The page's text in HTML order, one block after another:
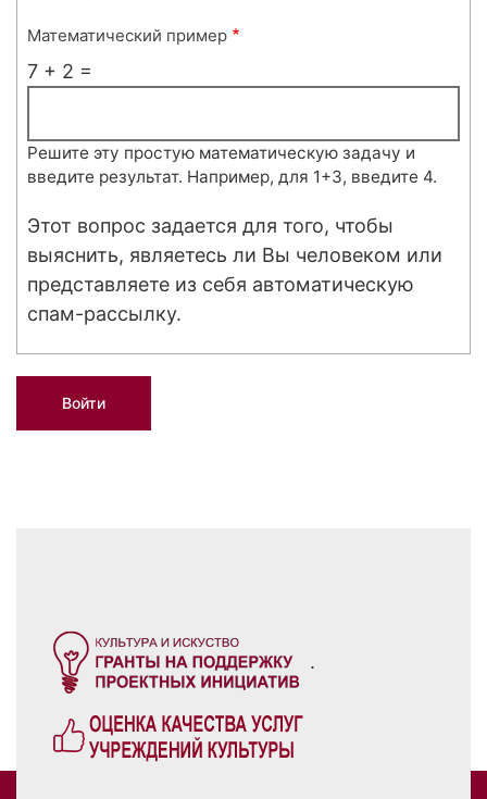
Математический пример
7 + 2 =
Решите эту простую математическую задачу и
введите результат. Например, для 1+3, введите 4.
Этот вопрос задается для того, чтобы
выяснить, являетесь ли Вы человеком или
представляете из себя автоматическую
спам-рассылку.
.